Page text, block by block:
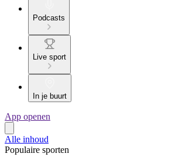
Podcasts
Live sport
In je buurt
App openen
Alle inhoud
Populaire sporten